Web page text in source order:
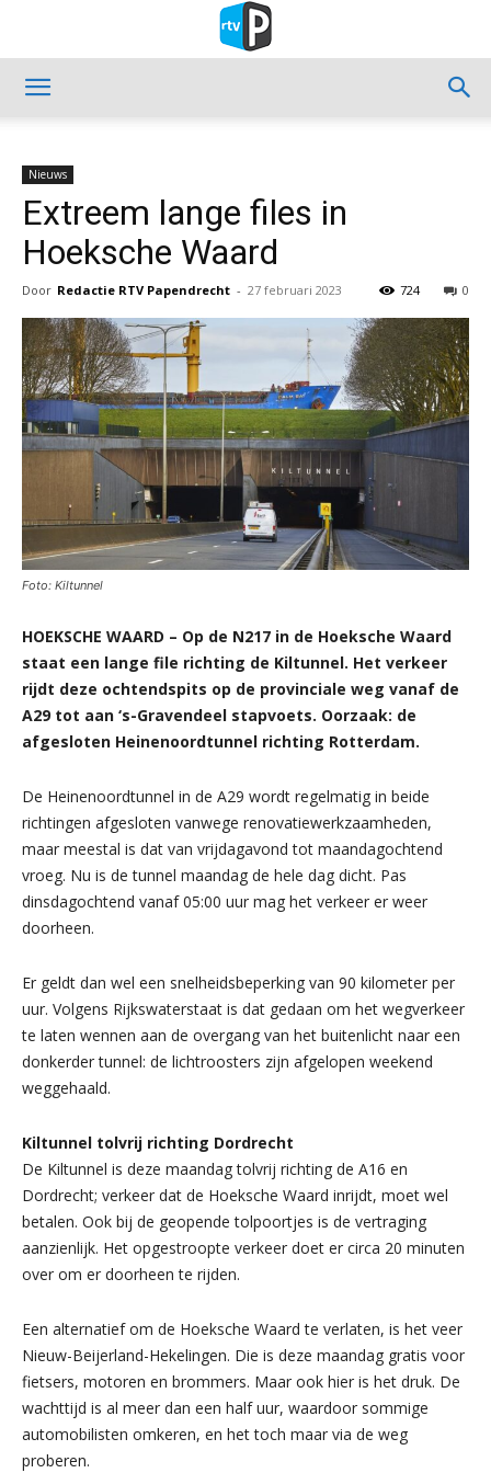
Nieuws
Extreem lange files in
Hoeksche Waard
Door Redactie RTV Papendrecht - 27 februari 2023 0
724
Foto: Kiltunnel
HOEKSCHE WAARD – Op de N217 in de Hoeksche Waard
staat een lange file richting de Kiltunnel. Het verkeer
rijdt deze ochtendspits op de provinciale weg vanaf de
A29 tot aan ‘s-Gravendeel stapvoets. Oorzaak: de
afgesloten Heinenoordtunnel richting Rotterdam.
De Heinenoordtunnel in de A29 wordt regelmatig in beide
richtingen afgesloten vanwege renovatiewerkzaamheden,
maar meestal is dat van vrijdagavond tot maandagochtend
vroeg. Nu is de tunnel maandag de hele dag dicht. Pas
dinsdagochtend vanaf 05:00 uur mag het verkeer er weer
doorheen.
Er geldt dan wel een snelheidsbeperking van 90 kilometer per
uur. Volgens Rijkswaterstaat is dat gedaan om het wegverkeer
te laten wennen aan de overgang van het buitenlicht naar een
donkerder tunnel: de lichtroosters zijn afgelopen weekend
weggehaald.
Kiltunnel tolvrij richting Dordrecht
De Kiltunnel is deze maandag tolvrij richting de A16 en
Dordrecht; verkeer dat de Hoeksche Waard inrijdt, moet wel
betalen. Ook bij de geopende tolpoortjes is de vertraging
aanzienlijk. Het opgestroopte verkeer doet er circa 20 minuten
over om er doorheen te rijden.
Een alternatief om de Hoeksche Waard te verlaten, is het veer
Nieuw-Beijerland-Hekelingen. Die is deze maandag gratis voor
fietsers, motoren en brommers. Maar ook hier is het druk. De
wachttijd is al meer dan een half uur, waardoor sommige
automobilisten omkeren, en het toch maar via de weg
proberen.